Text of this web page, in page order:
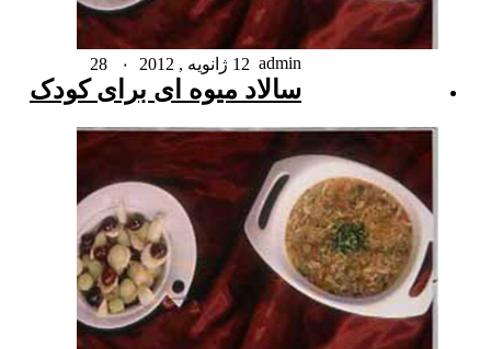
admin 12 ژانویه , 2012 ۰
سالاد میوه ای برای کودک